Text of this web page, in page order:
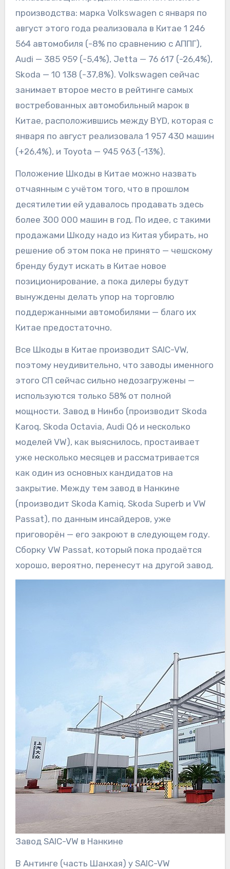
производства: марка Volkswagen с января по
август этого года реализовала в Китае 1 246
564 автомобиля (-8% по сравнению с АППГ),
Audi — 385 959 (-5,4%), Jetta — 76 617 (-26,4%),
Skoda — 10 138 (-37,8%). Volkswagen сейчас
занимает второе место в рейтинге самых
востребованных автомобильный марок в
Китае, расположившись между BYD, которая с
января по август реализовала 1 957 430 машин
(+26,4%), и Toyota — 945 963 (-13%).
Положение Шкоды в Китае можно назвать
отчаянным с учётом того, что в прошлом
десятилетии ей удавалось продавать здесь
более 300 000 машин в год. По идее, с такими
продажами Шкоду надо из Китая убирать, но
решение об этом пока не принято — чешскому
бренду будут искать в Китае новое
позиционирование, а пока дилеры будут
вынуждены делать упор на торговлю
поддержанными автомобилями — благо их
Китае предостаточно.
Все Шкоды в Китае производит SAIC-VW,
поэтому неудивительно, что заводы именного
этого СП сейчас сильно недозагружены —
используются только 58% от полной
мощности. Завод в Нинбо (производит Skoda
Karoq, Skoda Octavia, Audi Q6 и несколько
моделей VW), как выяснилось, простаивает
уже несколько месяцев и рассматривается
как один из основных кандидатов на
закрытие. Между тем завод в Нанкине
(производит Skoda Kamiq, Skoda Superb и VW
Passat), по данным инсайдеров, уже
приговорён — его закроют в следующем году.
Сборку VW Passat, который пока продаётся
хорошо, вероятно, перенесут на другой завод.
Завод SAIC-VW в Нанкине
В Антинге (часть Шанхая) у SAIC-VW